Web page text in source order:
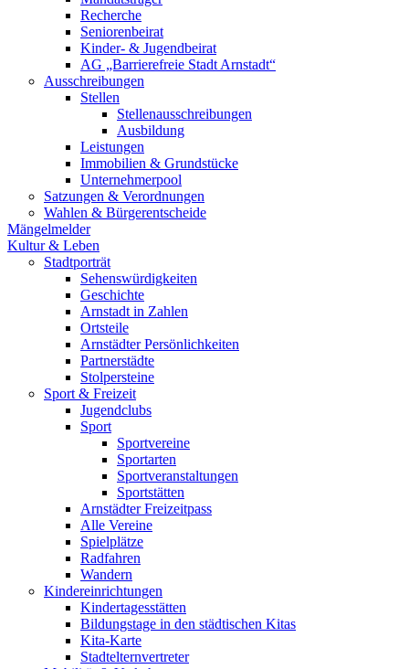
Recherche
Seniorenbeirat
Kinder- & Jugendbeirat
AG „Barrierefreie Stadt Arnstadt“
Ausschreibungen
Stellen
Stellenausschreibungen
Ausbildung
Leistungen
Immobilien & Grundstücke
Unternehmerpool
Satzungen & Verordnungen
Wahlen & Bürgerentscheide
Mängelmelder
Kultur & Leben
Stadtporträt
Sehenswürdigkeiten
Geschichte
Arnstadt in Zahlen
Ortsteile
Arnstädter Persönlichkeiten
Partnerstädte
Stolpersteine
Sport & Freizeit
Jugendclubs
Sport
Sportvereine
Sportarten
Sportveranstaltungen
Sportstätten
Arnstädter Freizeitpass
Alle Vereine
Spielplätze
Radfahren
Wandern
Kindereinrichtungen
Kindertagesstätten
Bildungstage in den städtischen Kitas
Kita-Karte
Stadtelternvertreter